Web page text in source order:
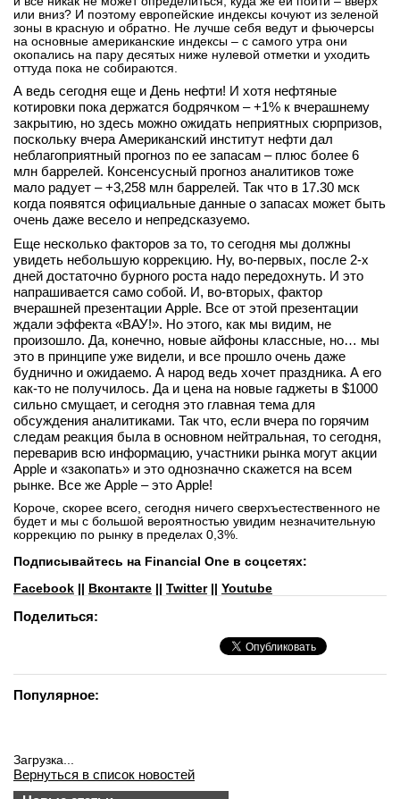
или вниз? И поэтому европейские индексы кочуют из зеленой
зоны в красную и обратно. Не лучше себя ведут и фьючерсы
на основные американские индексы – с самого утра они
окопались на пару десятых ниже нулевой отметки и уходить
оттуда пока не собираются.
А ведь сегодня еще и День нефти! И хотя нефтяные
котировки пока держатся бодрячком – +1% к вчерашнему
закрытию, но здесь можно ожидать неприятных сюрпризов,
поскольку вчера Американский институт нефти дал
неблагоприятный прогноз по ее запасам – плюс более 6
млн баррелей. Консенсусный прогноз аналитиков тоже
мало радует – +3,258 млн баррелей. Так что в 17.30 мск
когда появятся официальные данные о запасах может быть
очень даже весело и непредсказуемо.
Еще несколько факторов за то, то сегодня мы должны
увидеть небольшую коррекцию. Ну, во-первых, после 2-х
дней достаточно бурного роста надо передохнуть. И это
напрашивается само собой. И, во-вторых, фактор
вчерашней презентации Apple. Все от этой презентации
ждали эффекта «ВАУ!». Но этого, как мы видим, не
произошло. Да, конечно, новые айфоны классные, но… мы
это в принципе уже видели, и все прошло очень даже
буднично и ожидаемо. А народ ведь хочет праздника. А его
как-то не получилось. Да и цена на новые гаджеты в $1000
сильно смущает, и сегодня это главная тема для
обсуждения аналитиками. Так что, если вчера по горячим
следам реакция была в основном нейтральная, то сегодня,
переварив всю информацию, участники рынка могут акции
Apple и «закопать» и это однозначно скажется на всем
рынке. Все же Apple – это Apple!
Короче, скорее всего, сегодня ничего сверхъестественного не
будет и мы с большой вероятностью увидим незначительную
коррекцию по рынку в пределах 0,3%.
Подписывайтесь на Financial One в соцсетях:
Facebook || Вконтакте || Twitter|| Youtube
Поделиться:
Популярное:
Загрузка...
Вернуться в список новостей